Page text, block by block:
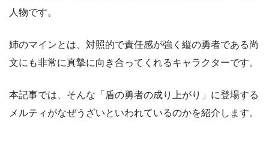
人物です。
姉のマインとは、対照的で責任感が強く縦の勇者である尚
文にも非常に真摯に向き合ってくれるキャラクターです。
本記事では、そんな「盾の勇者の成り上がり」に登場する
メルティがなぜうざいといわれているのかを紹介します。